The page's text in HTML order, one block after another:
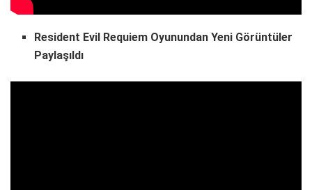
Resident Evil Requiem Oyunundan Yeni Görüntüler
Paylaşıldı